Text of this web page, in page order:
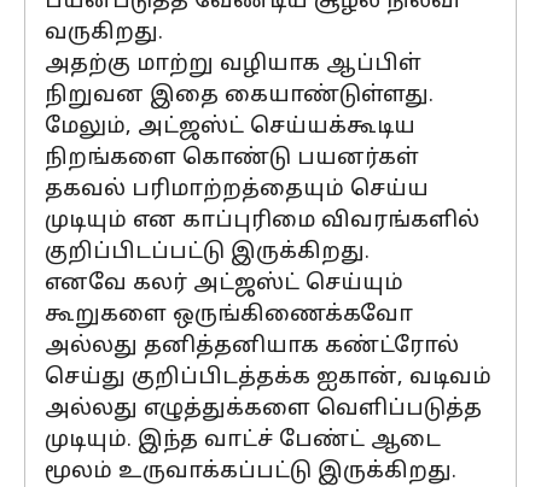
வருகிறது.
அதற்கு மாற்று வழியாக ஆப்பிள்
நிறுவன இதை கையாண்டுள்ளது.
மேலும், அட்ஜஸ்ட் செய்யக்கூடிய
நிறங்களை கொண்டு பயனர்கள்
தகவல் பரிமாற்றத்தையும் செய்ய
முடியும் என காப்புரிமை விவரங்களில்
குறிப்பிடப்பட்டு இருக்கிறது.
எனவே கலர் அட்ஜஸ்ட் செய்யும்
கூறுகளை ஒருங்கிணைக்கவோ
அல்லது தனித்தனியாக கண்ட்ரோல்
செய்து குறிப்பிடத்தக்க ஐகான், வடிவம்
அல்லது எழுத்துக்களை வெளிப்படுத்த
முடியும். இந்த வாட்ச் பேண்ட் ஆடை
மூலம் உருவாக்கப்பட்டு இருக்கிறது.